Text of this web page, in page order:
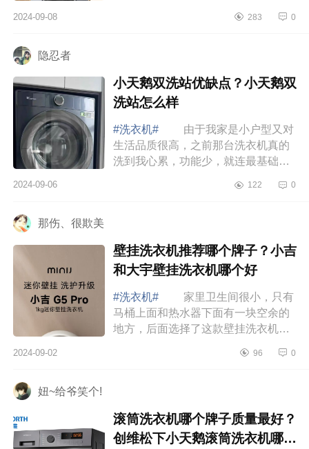
为一体，是我家庭中的“全能帮手”。下
2024-09-08 283 0
隐忍者
小天鹅双洗站优缺点？小天鹅双
洗站怎么样
#洗衣机#
由于我家是小户型又对
生活品质很高，之前那台洗衣机真的
洗到我心累，功能少，就连最基础的
大家介绍下小天鹅双洗站优缺点？小
2024-09-06 122 0
那伤、很欺美
壁挂洗衣机推荐哪个牌子？小吉
和大宇壁挂洗衣机哪个好
#洗衣机#
家里卫生间很小，只有
马桶上面和热水器下面有一块空余的
地方，后面选择了这款壁挂洗衣机，
天换下的衣服，都不用攒一大堆再去
2024-09-02 96 0
妞~给爷笑个!
滚筒洗衣机哪个牌子质量最好？
创维松下小天鹅滚筒洗衣机哪个